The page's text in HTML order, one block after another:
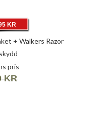
+ Walkers Razor
KR
pris
KR